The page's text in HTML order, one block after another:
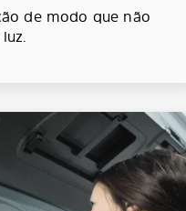
de modo que não